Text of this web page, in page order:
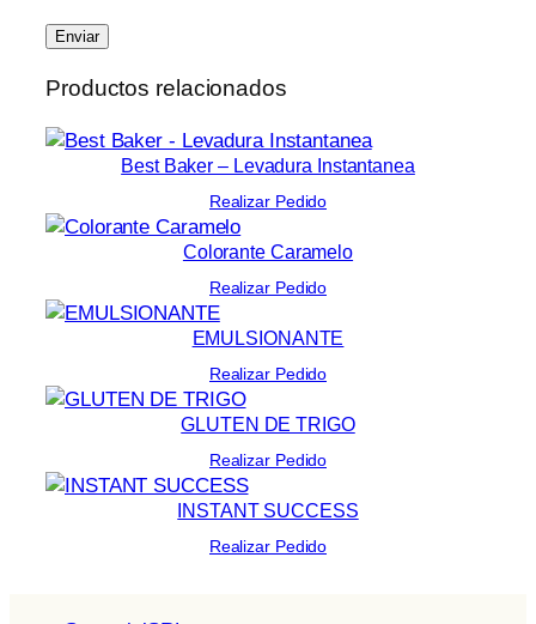
Productos relacionados
Best Baker – Levadura Instantanea
Realizar Pedido
Colorante Caramelo
Realizar Pedido
EMULSIONANTE
Realizar Pedido
GLUTEN DE TRIGO
Realizar Pedido
INSTANT SUCCESS
Realizar Pedido